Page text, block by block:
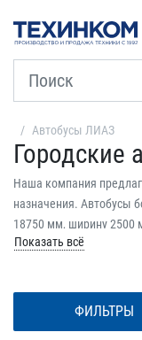
Автобусы ЛИАЗ
Городские
Показать всё
Наша компания
назначения. Автобусы
18750 мм, ширину 2500
вместимость 73-184
оранжевом и
можно в кредит и
ФИЛЬТРЫ